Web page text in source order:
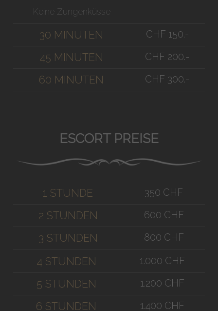
Keine Zungenküsse
30 MINUTEN CHF 150.-
45 MINUTEN CHF 200.-
60 MINUTEN CHF 300.-
ESCORT PREISE
1 STUNDE 350 CHF
2 STUNDEN 600 CHF
3 STUNDEN 800 CHF
4 STUNDEN 1.000 CHF
5 STUNDEN 1.200 CHF
6 STUNDEN 1.400 CHF